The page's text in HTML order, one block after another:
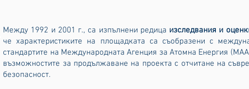
Между 1992 и 2001 г., са изпълнени редица изследвания и
че характеристиките на площадката са съобразени с
стандартите на Международната Агенция за Атомна Енергия
възможностите за продължаване на проекта с отчитане на
безопасност.